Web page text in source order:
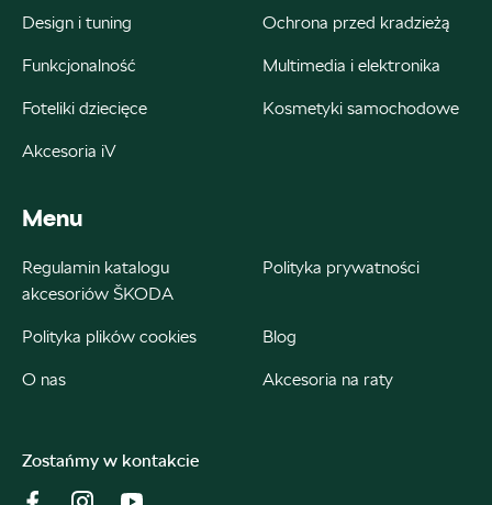
Bednarek
ul. Szczecińska 38A, Łódź
+48 426 130 700
Bednarek
Design i tuning Ochrona przed kradzieżą
Funkcjonalność Multimedia i elektronika
Foteliki dziecięce Kosmetyki samochodowe
Akcesoria iV
Menu
Regulamin katalogu
akcesoriów ŠKODA
Polityka prywatności
Polityka plików cookies Blog
O nas Akcesoria na raty
Zostańmy w kontakcie